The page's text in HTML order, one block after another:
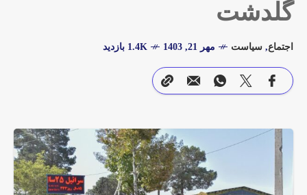
گلدشت
اجتماع, سیاست مهر 21, 1403 1.4K بازدید